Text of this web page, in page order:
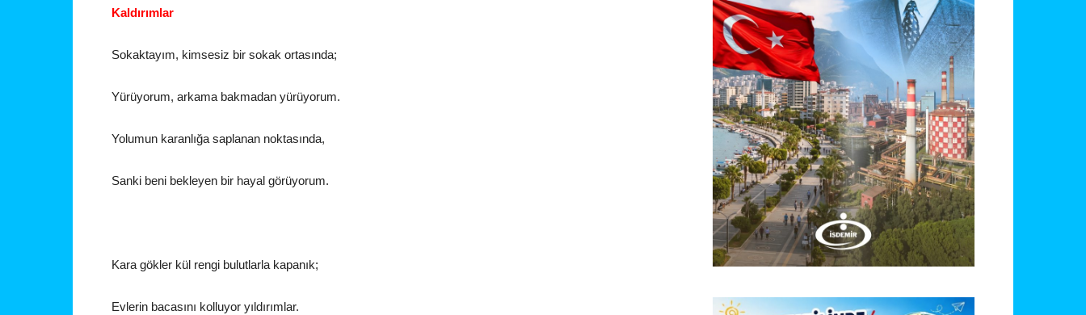
Kaldırımlar
Sokaktayım, kimsesiz bir sokak ortasında;
Yürüyorum, arkama bakmadan yürüyorum.
Yolumun karanlığa saplanan noktasında,
Sanki beni bekleyen bir hayal görüyorum.
Kara gökler kül rengi bulutlarla kapanık;
Evlerin bacasını kolluyor yıldırımlar.